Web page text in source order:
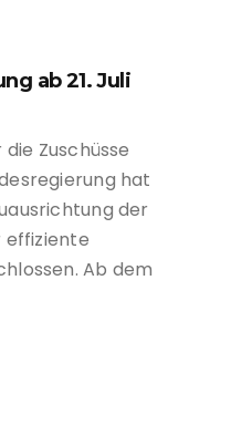
ab 21. Juli
Zuschüsse
hat
der
effiziente
Ab dem